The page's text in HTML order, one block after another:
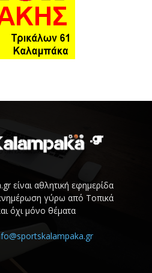
είναι αθλητική εφημερίδα
γύρω από Τοπικά
όχι μόνο θέματα